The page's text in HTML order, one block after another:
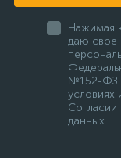
Нажимая
даю свое
№152-ФЗ
условиях
Согласии
данных